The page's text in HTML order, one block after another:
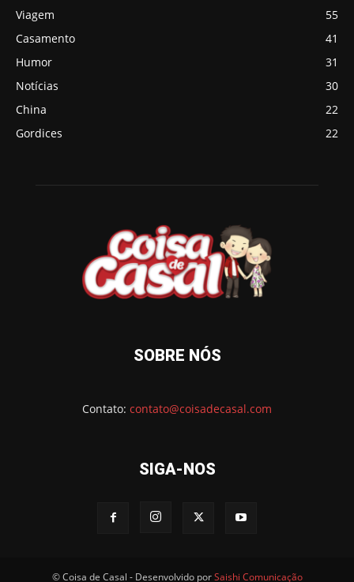
Viagem
55
Casamento
41
Humor
31
Notícias
30
China
22
Gordices
22
SOBRE NÓS
Contato: contato@coisadecasal.com
SIGA-NOS
© Coisa de Casal - Desenvolvido porSaishi Comunicação